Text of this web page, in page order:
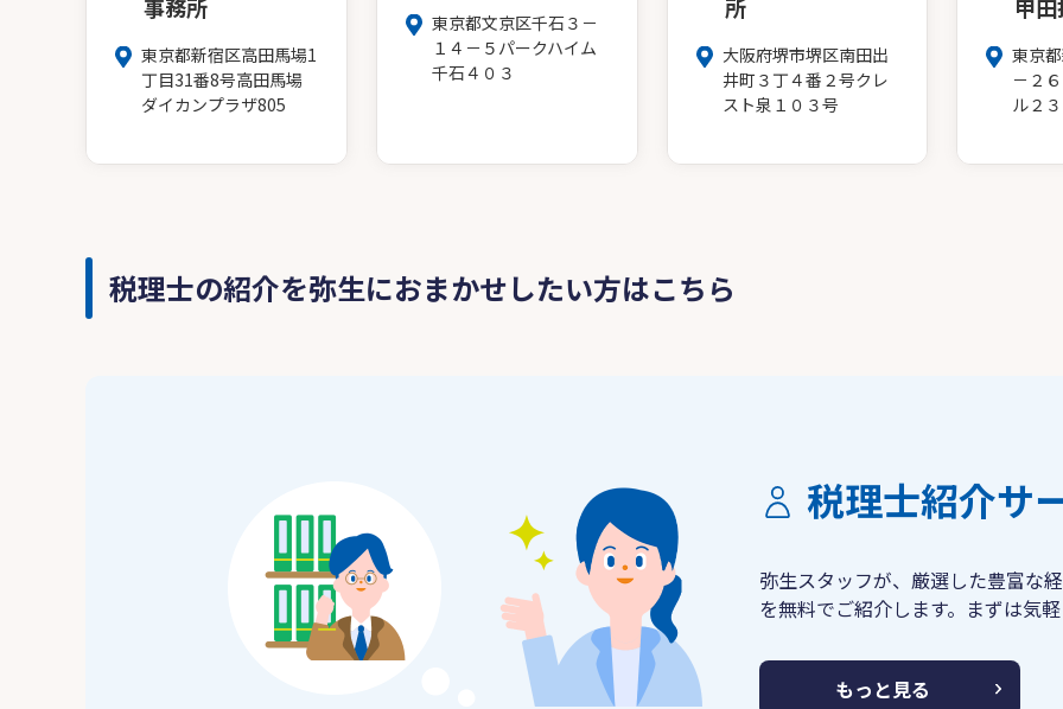
事務所
東京都新宿区高田馬場1
丁目31番8号高田馬場
ダイカンプラザ805
東京都文京区千石３－
１４－５パークハイム
千石４０３
所
大阪府堺市堺区南田出
井町３丁４番２号クレ
スト泉１０３号
甲
東京
－２
ル２
税理士の紹介を弥生におまかせしたい方はこちら
税理士紹介サ
弥生スタッフが、厳選した豊富な
を無料でご紹介します。まずは気
もっと見る